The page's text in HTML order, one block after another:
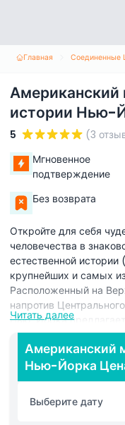
Главная
Американский
истории Нью-
5
(3
Мгновенное
подтверждение
Без возврата
Откройте для себя
человечества в
естественной
крупнейших и самых
Расположенный на
напротив
Нью-Йорка
посетителей всех
выставочными
гигантских скелетов
впечатляющих
жизни и культурных
Обязательные для
Читать далее
Американский
Нью-Йорка
Выберите дату